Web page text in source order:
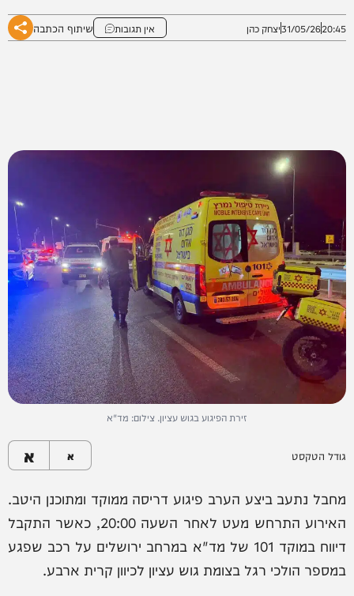
20:45
31/05/26יצחק כהן אין תגובות שיתוף הכתבה
זירת הפיגוע בגוש עציון. צילום: מד"א
גודל הטקסט א א
מחבל נתעב ביצע הערב פיגוע דריסה ממוקד ומתוכנן היטב.
האירוע התרחש מעט לאחר השעה 20:00, כאשר התקבל
דיווח במוקד 101 של מד"א במרחב ירושלים על רכב שפגע
במספר הולכי רגל בצומת גוש עציון לכיוון קרית ארבע.